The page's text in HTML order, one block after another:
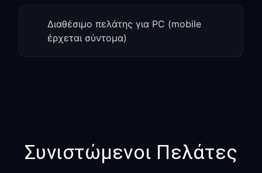
Διαθέσιμο πελάτης για PC (mobile
έρχεται σύντομα)
Συνιστώμενοι Πελάτες